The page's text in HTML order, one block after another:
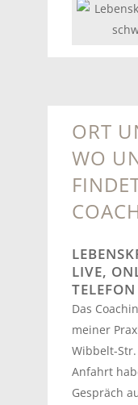
ORT
WO
LIVE,
TELEFON
Das
meiner
Wibbelt-
Anfahrt
Gespräch